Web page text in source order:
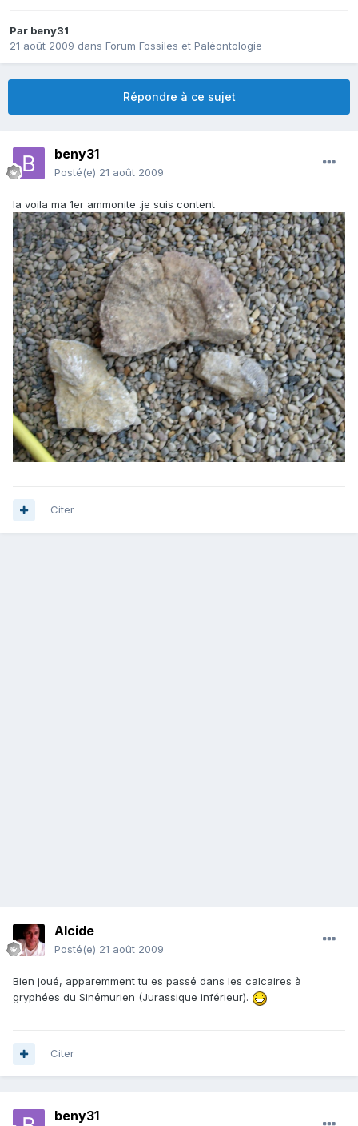
Par beny31
21 août 2009 dans Forum Fossiles et Paléontologie
Répondre à ce sujet
beny31
Posté(e) 21 août 2009
la voila ma 1er ammonite .je suis content
Citer
Alcide
Posté(e) 21 août 2009
Bien joué, apparemment tu es passé dans les calcaires à
gryphées du Sinémurien (Jurassique inférieur).
Citer
beny31